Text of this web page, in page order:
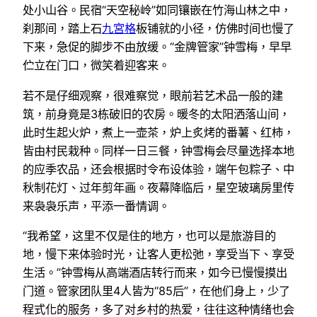
处小山谷。民宿“天空秘岭”如同镶嵌在竹海山林之中，
刹那间，踏上石九宮格板铺就的小径，仿佛时间也慢了
下来，急促的脚步不由放缓。“金牌管家”钟雪梅，早早
伫立在门口，微笑着迎客来。
若不是仔细观察，很难察觉，眼前若艺术品一般的建
筑，前身竟是3栋破旧的农房。暖冬的太阳洒落山间，
此时生起火炉，煮上一壶茶，炉上炙烤的番薯、红柿，
皆由村民栽种。同样一日三餐，钟雪梅会尽量选择本地
的应季农品，还会根据时令布设体验，端午包粽子、中
秋制花灯、过年剪年画。夜幕降临后，星空玻璃房里传
来袅袅乐声，平添一番情调。
“我希望，这里不仅是住的地方，也可以是旅游目的
地，慢下来体验时光，让客人更松弛，享受当下、享受
生活。”钟雪梅从高端酒店转行而来，如今已慢慢摸出
门道。管家团队里4人皆为“85后”，在他们身上，少了
程式化的服务，多了对乡村的热爱，往往这种情绪也会